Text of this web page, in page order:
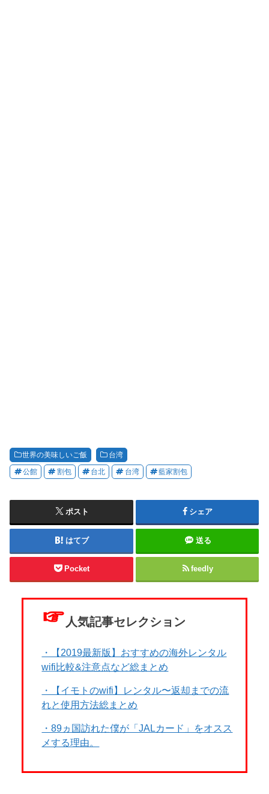
世界の美味しいご飯 台湾
公館 割包 台北 台湾 藍家割包
ポスト シェア
はてブ 送る
Pocket feedly
☞ 人気記事セレクション
・【2019最新版】おすすめの海外レンタル
wifi比較&注意点など総まとめ
・【イモトのwifi】レンタル〜返却までの流
れと使用方法総まとめ
・89ヵ国訪れた僕が「JALカード」をオスス
メする理由。